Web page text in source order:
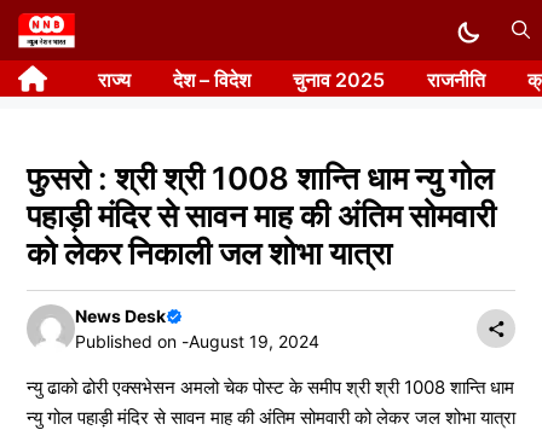
Skip
to
content राज्य देश – विदेश चुनाव 2025 राजनीति
फुसरो : श्री श्री 1008 शान्ति धाम न्यु गोल
पहाड़ी मंदिर से सावन माह की अंतिम सोमवारी
को लेकर निकाली जल शोभा यात्रा
News Desk
Published on -August 19, 2024
न्यु ढाको ढोरी एक्सभेसन अमलो चेक पोस्ट के समीप श्री श्री 1008 शान्ति धाम
न्यु गोल पहाड़ी मंदिर से सावन माह की अंतिम सोमवारी को लेकर जल शोभा यात्रा